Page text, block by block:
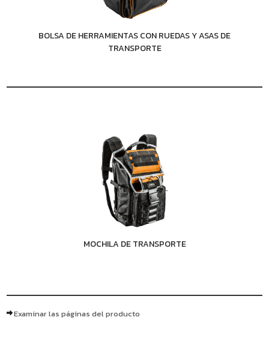
BOLSA DE HERRAMIENTAS CON RUEDAS Y ASAS DE
TRANSPORTE
MOCHILA DE TRANSPORTE
Examinar las páginas del producto